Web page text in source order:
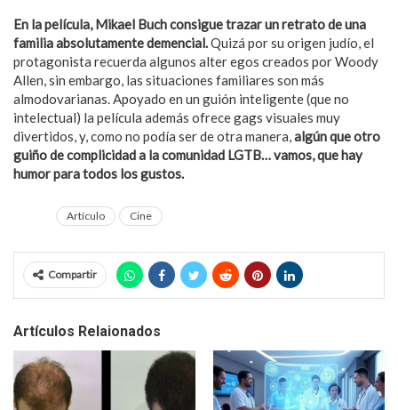
En la película, Mikael Buch consigue trazar un retrato de una
familia absolutamente demencial.Quizá por su origen judío, el
protagonista recuerda algunos alter egos creados por Woody
Allen, sin embargo, las situaciones familiares son más
almodovarianas. Apoyado en un guión inteligente (que no
intelectual) la película además ofrece gags visuales muy
divertidos, y, como no podía ser de otra manera,algún que otro
guiño de complicidad a la comunidad LGTB… vamos, que hay
humor para todos los gustos.
Artículo Cine
Compartir
Artículos Relaionados